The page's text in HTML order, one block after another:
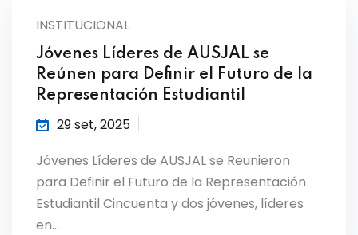
INSTITUCIONAL
Jóvenes Líderes de AUSJAL se
Reúnen para Definir el Futuro de la
Representación Estudiantil
29 set, 2025
Jóvenes Líderes de AUSJAL se Reunieron
para Definir el Futuro de la Representación
Estudiantil Cincuenta y dos jóvenes, líderes
en…